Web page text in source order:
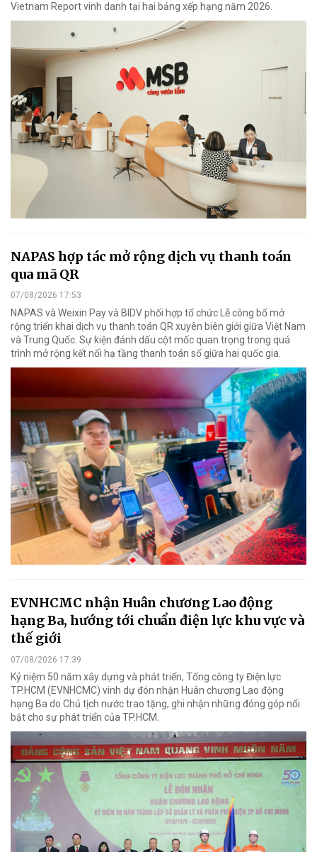
Vietnam Report vinh danh tại hai bảng xếp hạng năm 2026.
NAPAS hợp tác mở rộng dịch vụ thanh toán
qua mã QR
07/08/2026 17:53
NAPAS và Weixin Pay và BIDV phối hợp tổ chức Lễ công bố mở
rộng triển khai dịch vụ thanh toán QR xuyên biên giới giữa Việt Nam
và Trung Quốc. Sự kiện đánh dấu cột mốc quan trọng trong quá
trình mở rộng kết nối hạ tầng thanh toán số giữa hai quốc gia.
EVNHCMC nhận Huân chương Lao động
hạng Ba, hướng tới chuẩn điện lực khu vực và
thế giới
07/08/2026 17:39
Kỷ niệm 50 năm xây dựng và phát triển, Tổng công ty Điện lực
TP.HCM (EVNHCMC) vinh dự đón nhận Huân chương Lao động
hạng Ba do Chủ tịch nước trao tặng, ghi nhận những đóng góp nổi
bật cho sự phát triển của TP.HCM.